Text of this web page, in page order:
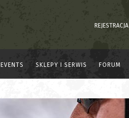
REJESTRACJA
EVENTS SKLEPY I SERWIS FORUM